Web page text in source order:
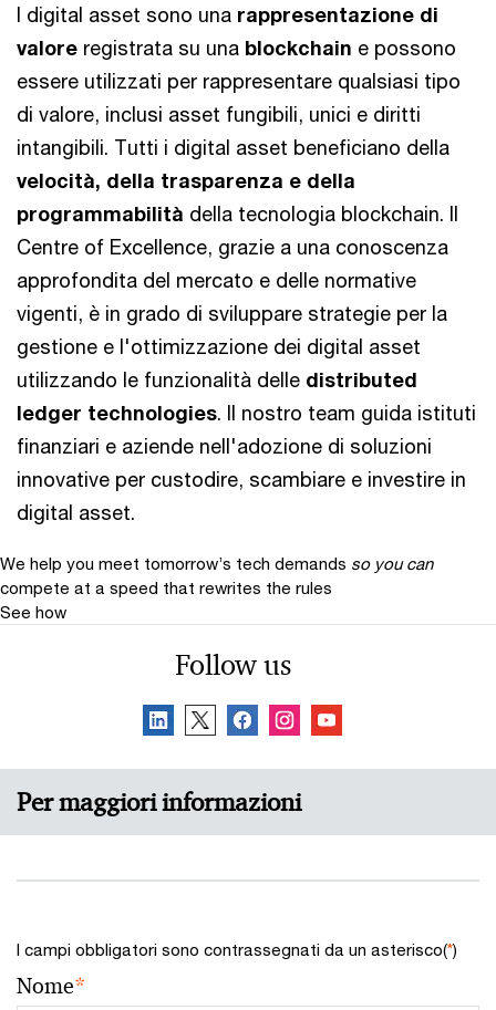
I digital asset sono una rappresentazione di
valore registrata su una blockchain e possono
essere utilizzati per rappresentare qualsiasi tipo
di valore, inclusi asset fungibili, unici e diritti
intangibili. Tutti i digital asset beneficiano della
velocità, della trasparenza e della
programmabilità della tecnologia blockchain. Il
Centre of Excellence, grazie a una conoscenza
approfondita del mercato e delle normative
vigenti, è in grado di sviluppare strategie per la
gestione e l'ottimizzazione dei digital asset
utilizzando le funzionalità delle distributed
ledger technologies. Il nostro team guida istituti
finanziari e aziende nell'adozione di soluzioni
innovative per custodire, scambiare e investire in
digital asset.
We help you meet tomorrow’s tech demands so you can
compete at a speed that rewrites the rules
See how
Follow us
Per maggiori informazioni
I campi obbligatori sono contrassegnati da un asterisco(*)
Nome*